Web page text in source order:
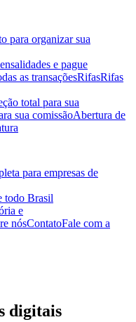
para organizar sua
e pague
as transaçõesRifasRifas
total para sua
sua comissãoAbertura de
para empresas de
todo Brasil
e
nósContatoFale com a
digitais